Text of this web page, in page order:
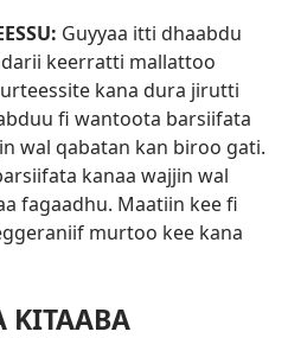
Guyyaa itti dhaabdu
keerratti mallattoo
kana dura jirutti
fi wantoota barsiifata
wal qabatan kan biroo gati.
kanaa wajjin wal
fagaadhu. Maatiin kee fi
murtoo kee kana
KITAABA